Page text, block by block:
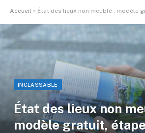
Accueil » État des lieux non meublé : modèle gratuit,
INCLASSABLE
État des lieux non
modèle gratuit,